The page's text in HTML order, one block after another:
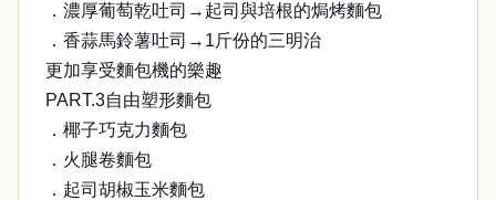
．濃厚葡萄乾吐司→起司與培根的焗烤麵包
．香蒜馬鈴薯吐司→1斤份的三明治
更加享受麵包機的樂趣
PART.3自由塑形麵包
．椰子巧克力麵包
．火腿卷麵包
．起司胡椒玉米麵包